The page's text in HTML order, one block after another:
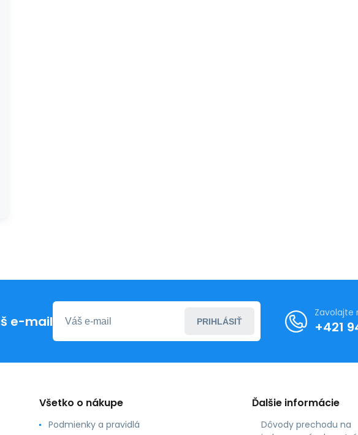
e-mail PRIHLÁSIŤ
Zavolajte
+421
Všetko o nákupe
Podmienky a pravidlá
Ďalšie informácie
Dôvody prechodu na